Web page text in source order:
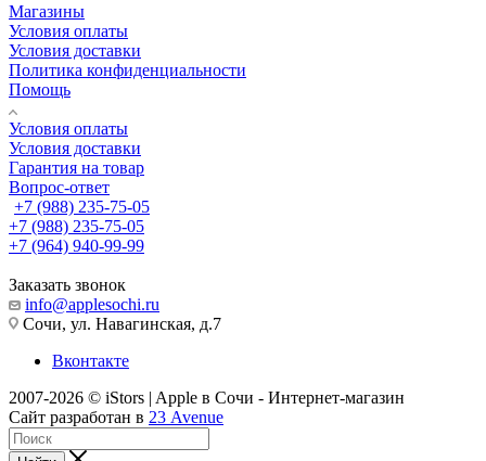
Магазины
Условия оплаты
Условия доставки
Политика конфиденциальности
Помощь
Условия оплаты
Условия доставки
Гарантия на товар
Вопрос-ответ
+7 (988) 235-75-05
+7 (988) 235-75-05
+7 (964) 940-99-99
Заказать звонок
info@applesochi.ru
Сочи, ул. Навагинская, д.7
Вконтакте
2007-2026 © iStors | Apple в Сочи - Интернет-магазин
Сайт разработан в 23 Avenue